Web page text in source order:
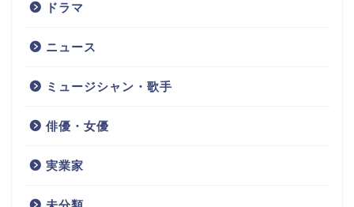
ドラマ
ニュース
ミュージシャン・歌手
俳優・女優
実業家